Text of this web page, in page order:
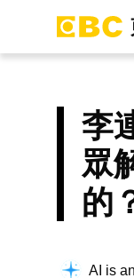
李
眾
的
AI is